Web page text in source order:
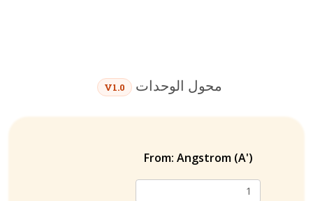
محول الوحدات V1.0
From: Angstrom (A')